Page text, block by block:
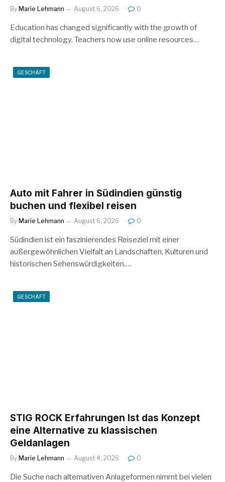
By Marie Lehmann August 6, 2026 0
Education has changed significantly with the growth of
digital technology. Teachers now use online resources…
GESCHÄFT
Auto mit Fahrer in Südindien günstig
buchen und flexibel reisen
By Marie Lehmann August 6, 2026 0
Südindien ist ein faszinierendes Reiseziel mit einer
außergewöhnlichen Vielfalt an Landschaften, Kulturen und
historischen Sehenswürdigkeiten.…
GESCHÄFT
STIG ROCK Erfahrungen Ist das Konzept
eine Alternative zu klassischen
Geldanlagen
By Marie Lehmann August 4, 2026 0
Die Suche nach alternativen Anlageformen nimmt bei vielen